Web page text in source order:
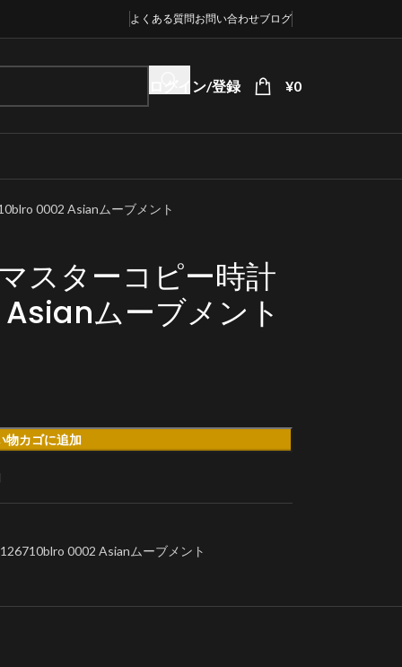
よくある質問お問い合わせブログ
ログイン/登録 ¥0
0002 Asianムーブメント
スターコピー時計
ムーブメント
物カゴに追加
0002 Asianムーブメント